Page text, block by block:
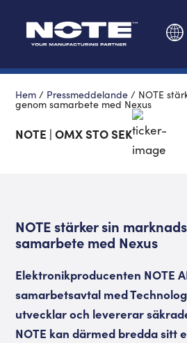
Hem / Pressmeddelande / NOTE
genom samarbete med Nexus
NOTE | OMX STO SEK
NOTE stärker sin
samarbete med Nexus
Elektronikproducenten NOTE
samarbetsavtal med
utvecklar och levererar
NOTE kan därmed bredda sitt